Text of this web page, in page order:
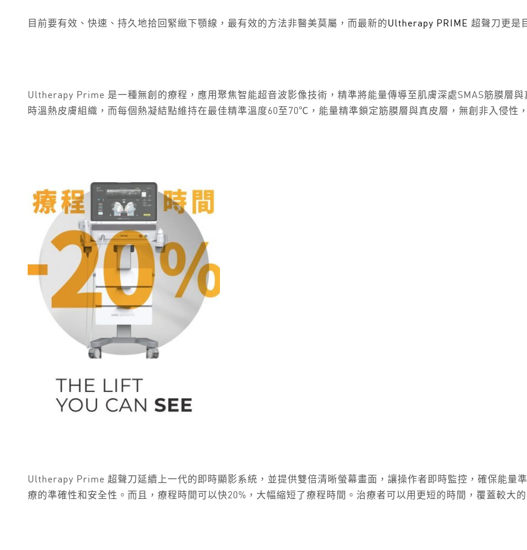
目前要有效、快速、持久地拾回緊緻下顎線，最有效的方法非醫美莫屬，而最新的Ultherapy PRIME 超聲刀更是
Ultherapy Prime 是一種無創的療程，應用聚焦智能超音波影像技術，精準將能量傳導至肌膚深處SMAS筋膜層
時溫熱皮膚組織，而每個熱凝結點維持在最佳精準溫度60至70℃，能量精準鎖定筋膜層與真皮層，無創非入侵性
Ultherapy Prime 超聲刀延續上一代的即時顯影系統，並提供雙倍清晰螢幕畫面，讓操作者即時監控，確保能量
療的準確性和安全性。而且，療程時間可以快20%，大幅縮短了療程時間。治療者可以用更短的時間，覆蓋較大